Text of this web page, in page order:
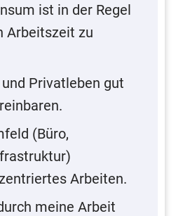
ist in der Regel
Arbeitszeit zu
Privatleben gut
(Büro,
Arbeiten.
meine Arbeit